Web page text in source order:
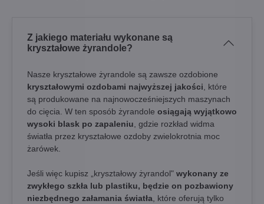
Z jakiego materiału wykonane są
kryształowe żyrandole?
Nasze kryształowe żyrandole są zawsze ozdobione
kryształowymi ozdobami najwyższej jakości , które
są produkowane na najnowocześniejszych maszynach
do cięcia. W ten sposób żyrandole osiągają wyjątkowo
wysoki blask po zapaleniu , gdzie rozkład widma
światła przez kryształowe ozdoby zwielokrotnia moc
żarówek.
Jeśli więc kupisz „kryształowy żyrandol" wykonany ze
zwykłego szkła lub plastiku, będzie on pozbawiony
niezbędnego załamania światła , które oferują tylko